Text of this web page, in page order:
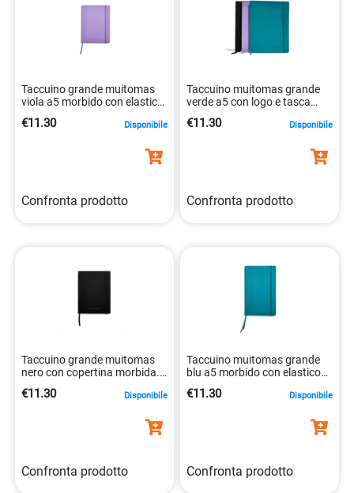
Taccuino grande muitomas
viola a5 morbido con elastico
€11.30 Disponibile
Confronta prodotto
Taccuino muitomas grande
verde a5 con logo e tasca
€11.30 Disponibile
Confronta prodotto
Taccuino grande muitomas
nero con copertina morbida.
€11.30 Disponibile
Confronta prodotto
Taccuino muitomas grande
blu a5 morbido con elastico
€11.30 Disponibile
Confronta prodotto